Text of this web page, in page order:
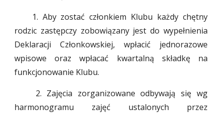
1. Aby zostać członkiem Klubu każdy chętny
rodzic zastępczy zobowiązany jest do wypełnienia
Deklaracji Członkowskiej, wpłacić jednorazowe
wpisowe oraz wpłacać kwartalną składkę na
funkcjonowanie Klubu.
2. Zajęcia zorganizowane odbywają się wg
harmonogramu zajęć ustalonych przez